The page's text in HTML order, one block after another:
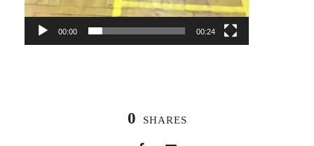
00:00 00:24
0 SHARES